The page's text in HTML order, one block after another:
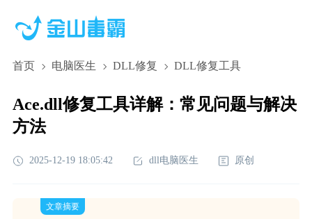
首页 电脑医生 DLL修复 DLL修复工具
Ace.dll修复工具详解：常见问题与解决
方法
2025-12-19 18:05:42 dll电脑医生 原创
文章摘要